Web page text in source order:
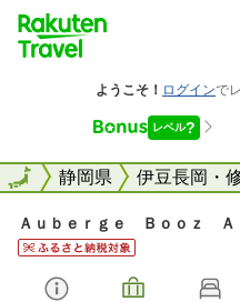
全国静岡県 伊豆長岡・
全国
Ａｕｂｅｒｇｅ Ｂｏｏｚ Ａ